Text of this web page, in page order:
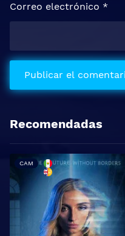
Correo electrónico *
Recomendadas
CAM